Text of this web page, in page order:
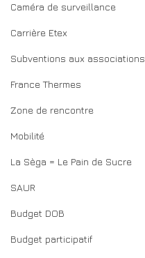
Caméra de surveillance
Carrière Etex
Subventions aux associations
France Thermes
Zone de rencontre
Mobilité
La Sèga = Le Pain de Sucre
SAUR
Budget DOB
Budget participatif